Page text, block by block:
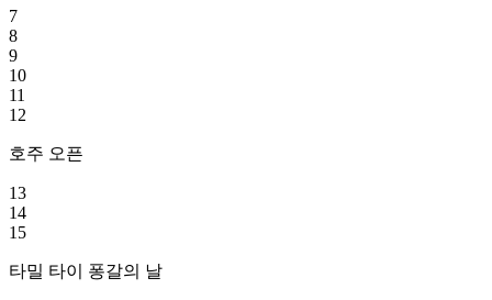
7
8
9
10
11
12
호주 오픈
13
14
15
타밀 타이 퐁갈의 날